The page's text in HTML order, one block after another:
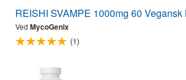
REISHI SVAMPE 1000mg 60 Vegansk
Ved MycoGenix
(1)